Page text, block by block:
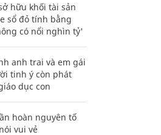
hữu khối tài sản
sổ đỏ tính bằng
có nổi nghìn tỷ'
anh trai và em gái
tinh ý còn phát
dục con
hoàn nguyên tố
vui vẻ